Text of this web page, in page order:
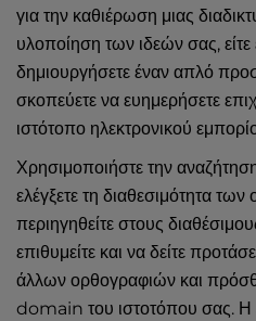
για την καθιέρωση μιας
υλοποίηση των ιδεών σας, είτε
δημιουργήσετε έναν απλό
σκοπεύετε να ευημερήσετε
ιστότοπο ηλεκτρονικού
Χρησιμοποιήστε την
ελέγξετε τη διαθεσιμότητα
περιηγηθείτε στους
επιθυμείτε και να δείτε
άλλων ορθογραφιών και
domain του ιστοτόπου σας. Η